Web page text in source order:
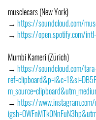
musclecars (New York)
→ https://soundcloud.com/
→ https://open.spotify.com/
Mumbi Kameri (Zürich)
→ https://soundcloud.com/
→ https://